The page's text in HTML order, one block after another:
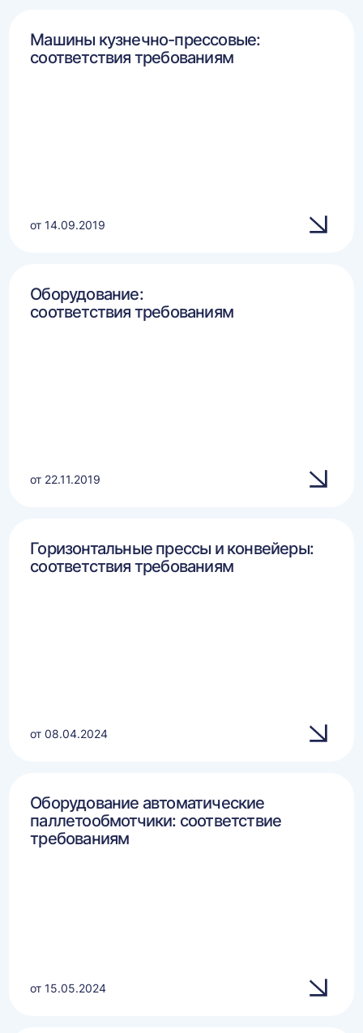
Машины кузнечно-прессовые:
соответствия требованиям
от 14.09.2019
Оборудование:
соответствия требованиям
от 22.11.2019
Горизонтальные прессы и конвейеры:
соответствия требованиям
от 08.04.2024
Оборудование автоматические
паллетообмотчики: соответствие
требованиям
от 15.05.2024